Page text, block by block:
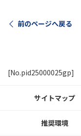
OCN サービ
前のページへ戻る
[No.pid25000025gp]
サイトマップ
推奨環境